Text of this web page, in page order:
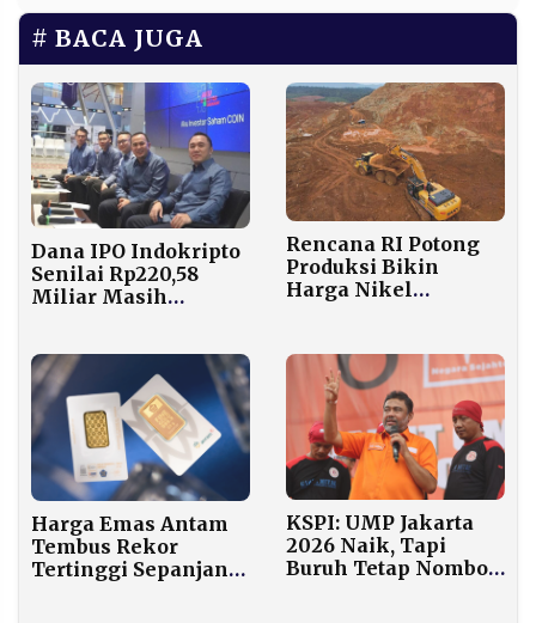
BACA JUGA
Dana IPO Indokripto
Senilai Rp220,58
Miliar Masih
Rencana RI Potong
Produksi Bikin
Harga Nikel
Harga Emas Antam
Tembus Rekor
Tertinggi Sepanjang
KSPI: UMP Jakarta
2026 Naik, Tapi
Buruh Tetap Nombok